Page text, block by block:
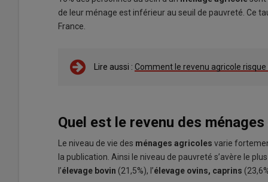
de leur ménage est inférieur au seuil de pauvreté. Ce
France.
Lire aussi : Comment le revenu agricole risque
Quel est le revenu des
Le niveau de vie des ménages agricoles varie
la publication. Ainsi le niveau de pauvreté s’avère le
l’élevage bovin (21,5%), l’élevage ovins, caprins